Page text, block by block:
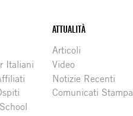
Italiani
ATTUALITÀ
Articoli
Video
Notizie Recenti
Comunicati Stampa